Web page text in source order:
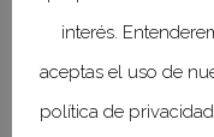
interés.
aceptas el uso de
política de